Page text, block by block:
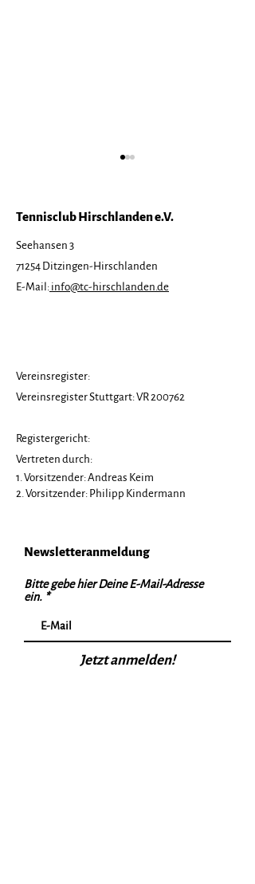
Tennisfreizeit 2026
Tennisclub Hirschlanden e.V.
Seehansen 3
71254 Ditzingen-Hirschlanden
E-Mail: info@tc-hirschlanden.de
Vereinsregister:
Vereinsregister Stuttgart: VR 200762
Registergericht:
Vertreten durch:
1. Vorsitzender: Andreas Keim
2. Vorsitzender: Philipp Kindermann
Newsletteranmeldung
Bitte gebe hier Deine E-Mail-Adresse
ein.
Jetzt anmelden!